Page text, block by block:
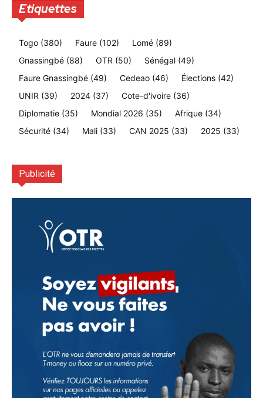
Etiquettes
Togo (380) Faure (102) Lomé (89)
Gnassingbé (88) OTR (50) Sénégal (49)
Faure Gnassingbé (49) Cedeao (46) Élections (42)
UNIR (39) 2024 (37) Cote-d'ivoire (36)
Diplomatie (35) Mondial 2026 (35) Afrique (34)
Sécurité (34) Mali (33) CAN 2025 (33) 2025 (33)
Publicité